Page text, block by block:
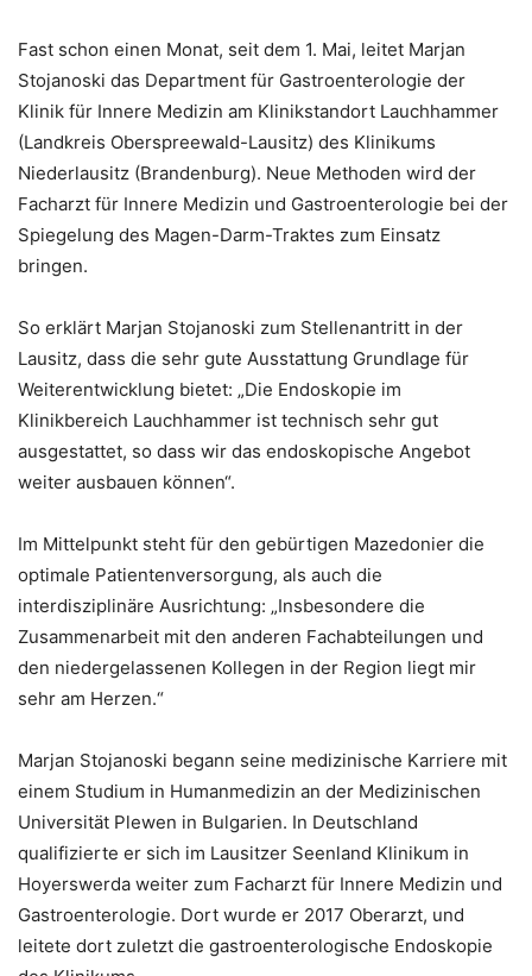
Fast schon einen Monat, seit dem 1. Mai, leitet Marjan
Stojanoski das Department für Gastroenterologie der
Klinik für Innere Medizin am Klinikstandort Lauchhammer
(Landkreis Oberspreewald-Lausitz) des Klinikums
Niederlausitz (Brandenburg). Neue Methoden wird der
Facharzt für Innere Medizin und Gastroenterologie bei der
Spiegelung des Magen-Darm-Traktes zum Einsatz
bringen.
So erklärt Marjan Stojanoski zum Stellenantritt in der
Lausitz, dass die sehr gute Ausstattung Grundlage für
Weiterentwicklung bietet: „Die Endoskopie im
Klinikbereich Lauchhammer ist technisch sehr gut
ausgestattet, so dass wir das endoskopische Angebot
weiter ausbauen können“.
Im Mittelpunkt steht für den gebürtigen Mazedonier die
optimale Patientenversorgung, als auch die
interdisziplinäre Ausrichtung: „Insbesondere die
Zusammenarbeit mit den anderen Fachabteilungen und
den niedergelassenen Kollegen in der Region liegt mir
sehr am Herzen.“
Marjan Stojanoski begann seine medizinische Karriere mit
einem Studium in Humanmedizin an der Medizinischen
Universität Plewen in Bulgarien. In Deutschland
qualifizierte er sich im Lausitzer Seenland Klinikum in
Hoyerswerda weiter zum Facharzt für Innere Medizin und
Gastroenterologie. Dort wurde er 2017 Oberarzt, und
leitete dort zuletzt die gastroenterologische Endoskopie